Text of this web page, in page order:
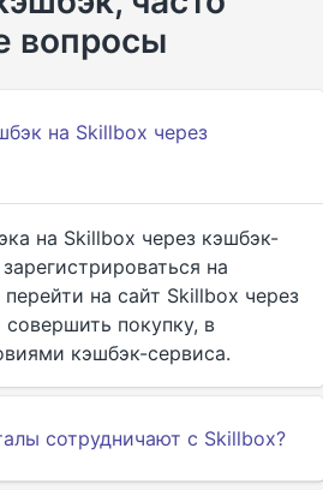
вопросы
на Skillbox через
на Skillbox через кэшбэк-
на
на сайт Skillbox через
покупку, в
кэшбэк-сервиса.
сотрудничают с Skillbox?